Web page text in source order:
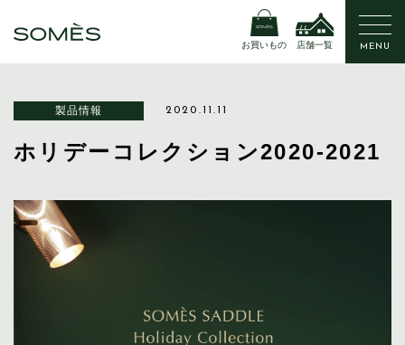
お買いもの 店舗一覧 MENU
製品情報 2020.11.11
ホリデーコレクション2020-2021